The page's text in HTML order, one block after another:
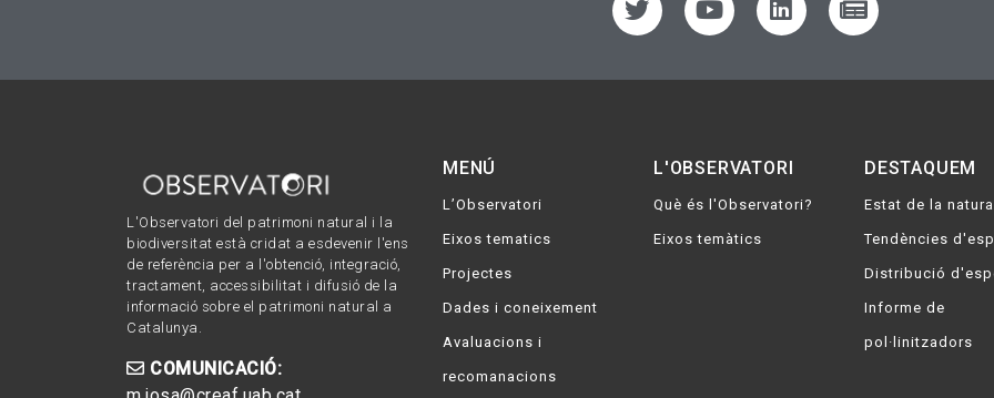
L'Observatori del patrimoni natural i la
biodiversitat està cridat a esdevenir l'ens
de referència per a l'obtenció, integració,
tractament, accessibilitat i difusió de la
informació sobre el patrimoni natural a
Catalunya.
COMUNICACIÓ:
MENÚ
L’Observatori
Eixos tematics
Projectes
Dades i coneixement
Avaluacions i
recomanacions
L'OBSERVATORI
Què és l'Observatori?
Eixos temàtics
DESTAQUEM
Estat de la natura
Tendències
Distribució
Informe de
pol·linitzadors